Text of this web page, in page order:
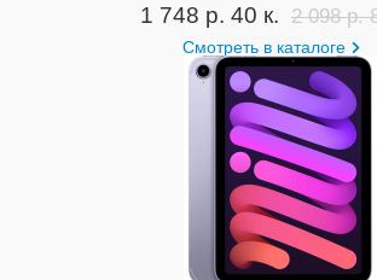
1 748 р. 40 к. 2 098 р.
Смотреть в каталоге